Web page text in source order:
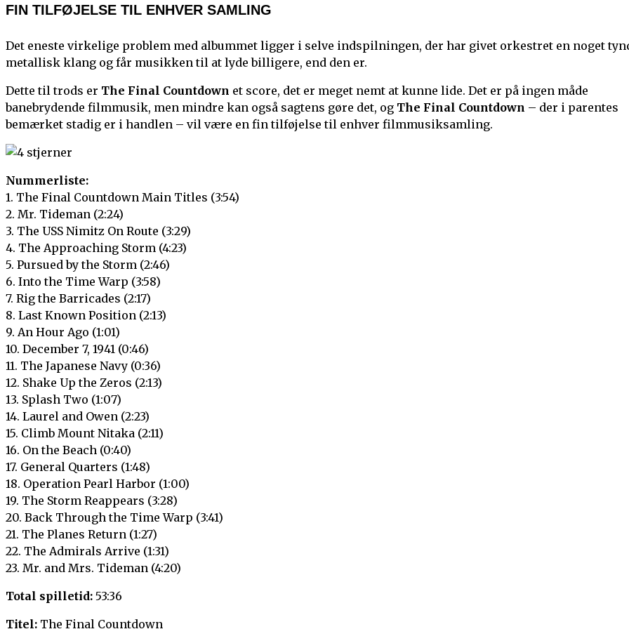
FIN TILFØJELSE TIL ENHVER SAMLING
Det eneste virkelige problem med albummet ligger i selve indspilningen, der har givet orkestret en noget
metallisk klang og får musikken til at lyde billigere, end den er.
Dette til trods er The Final Countdown et score, det er meget nemt at kunne lide. Det er på ingen måde
banebrydende filmmusik, men mindre kan også sagtens gøre det, og The Final Countdown – der i parentes
bemærket stadig er i handlen – vil være en fin tilføjelse til enhver filmmusiksamling.
Nummerliste:
1. The Final Countdown Main Titles (3:54)
2. Mr. Tideman (2:24)
3. The USS Nimitz On Route (3:29)
4. The Approaching Storm (4:23)
5. Pursued by the Storm (2:46)
6. Into the Time Warp (3:58)
7. Rig the Barricades (2:17)
8. Last Known Position (2:13)
9. An Hour Ago (1:01)
10. December 7, 1941 (0:46)
11. The Japanese Navy (0:36)
12. Shake Up the Zeros (2:13)
13. Splash Two (1:07)
14. Laurel and Owen (2:23)
15. Climb Mount Nitaka (2:11)
16. On the Beach (0:40)
17. General Quarters (1:48)
18. Operation Pearl Harbor (1:00)
19. The Storm Reappears (3:28)
20. Back Through the Time Warp (3:41)
21. The Planes Return (1:27)
22. The Admirals Arrive (1:31)
23. Mr. and Mrs. Tideman (4:20)
Total spilletid: 53:36
Titel: The Final Countdown